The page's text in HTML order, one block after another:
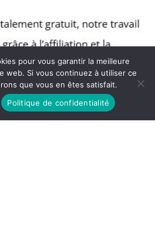
pour vous garantir la meilleure
web. Si vous continuez à utiliser ce
que vous en êtes satisfait.
Politique de confidentialité